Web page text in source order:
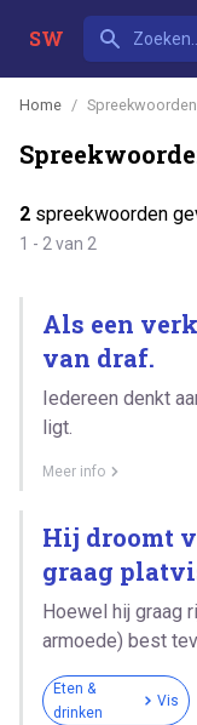
SW
Home
2 spreekwoorden
1 - 2 van 2
Als een
van draf.
Iedereen denkt
ligt.
Meer info
Hij droomt
graag
Hoewel hij graag
armoede) best
Eten &
drinken
Vis